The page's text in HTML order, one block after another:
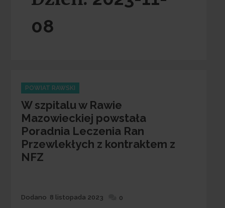
08
Categories
POWIAT RAWSKI
W szpitalu w Rawie
Mazowieckiej powstała
Poradnia Leczenia Ran
Przewlekłych z kontraktem z
NFZ
Dodane
Dodano 8 listopada 2023 0